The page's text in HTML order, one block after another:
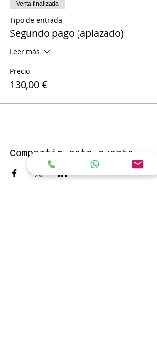
Venta finalizada
Tipo de entrada
Segundo pago (aplazado)
Leer más
Precio
130,00 €
Compartir este evento